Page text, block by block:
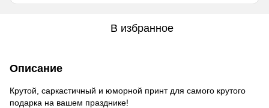
В избранное
Описание
Крутой, саркастичный и юморной принт для самого крутого
подарка на вашем празднике!